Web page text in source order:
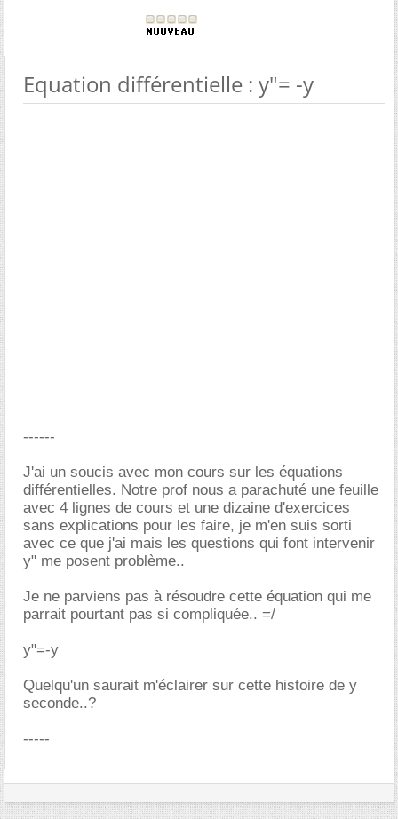
Equation différentielle : y"= -y
------
J'ai un soucis avec mon cours sur les équations
différentielles. Notre prof nous a parachuté une feuille
avec 4 lignes de cours et une dizaine d'exercices
sans explications pour les faire, je m'en suis sorti
avec ce que j'ai mais les questions qui font intervenir
y" me posent problème..
Je ne parviens pas à résoudre cette équation qui me
parrait pourtant pas si compliquée.. =/
y"=-y
Quelqu'un saurait m'éclairer sur cette histoire de y
seconde..?
-----